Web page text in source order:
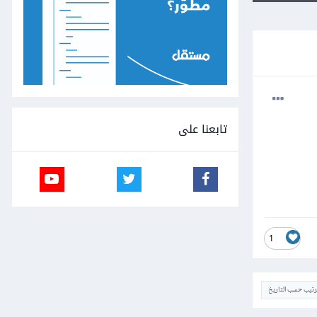
1
حسب التاريخ
تابعنا على